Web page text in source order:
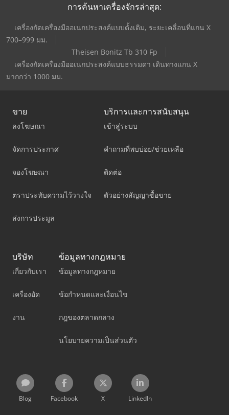
การค้นหาเครื่องจักรล่าสุด:
เครื่องกัดเครื่องมืออเนกประสงค์แบบดั้งเดิม, ระยะเคลื่อนที่แกน X
700–999 มม.
Theisen Bonitz Tb 310 Fp
เครื่องกัดเครื่องมืออเนกประสงค์แบบธรรมดา เดินทางแกน X
มากกว่า 1000 มม.
ขาย
ลงโฆษณา
จัดการประกาศ
จองโฆษณา
ตราประทับความไว้วางใจ
ส่งการประมูล
บริการและการสนับสนุน
เข้าสู่ระบบ
คำถามที่พบบ่อย/ช่วยเหลือ
ติดต่อ
ตัวอย่างสัญญาซื้อขาย
บริษัท
เกี่ยวกับเรา
เครื่องอัด
งาน
ข้อมูลทางกฎหมาย
ข้อมูลทางกฎหมาย
ข้อกำหนดและเงื่อนไข
กฎของตลาดกลาง
นโยบายความเป็นส่วนตัว
Blog Facebook X LinkedIn